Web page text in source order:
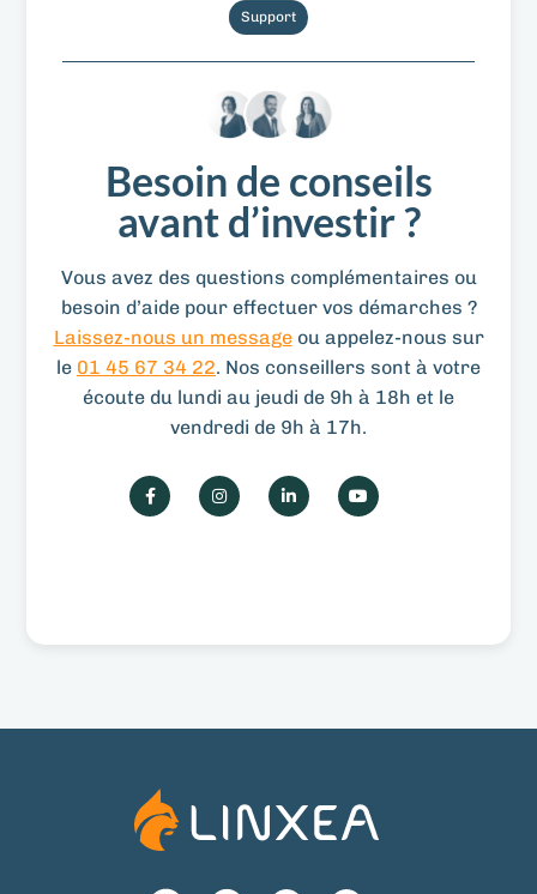
Support
Besoin de conseils
avant d’investir ?
Vous avez des questions complémentaires ou
besoin d’aide pour effectuer vos démarches ?
Laissez-nous un messageou appelez-nous sur
le 01 45 67 34 22. Nos conseillers sont à votre
écoute du lundi au jeudi de 9h à 18h et le
vendredi de 9h à 17h.